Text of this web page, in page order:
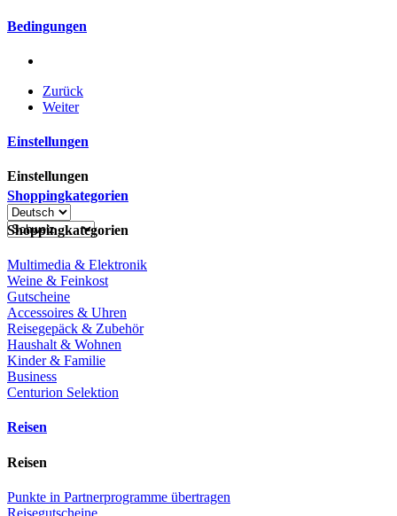
Bedingungen
Zurück
Weiter
Einstellungen
Einstellungen
Shoppingkategorien
Shoppingkategorien
Multimedia & Elektronik
Weine & Feinkost
Gutscheine
Accessoires & Uhren
Reisegepäck & Zubehör
Haushalt & Wohnen
Kinder & Familie
Business
Centurion Selektion
Reisen
Reisen
Punkte in Partnerprogramme übertragen
Reisegutscheine